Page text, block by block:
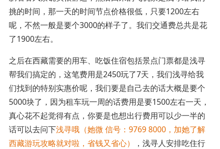
挑的时间，那一天的时间节点价格很低，只要1200左右
呢，不然一般是要个3000的样子了。我们交通费总共是花
了1900左右。
之后在西藏需要的用车、吃饭住宿包括景点门票都是浅寻
帮我们搞定的，这笔费用是2450玩了7天，我们浅寻给我
们找到的特别实惠价呢，我们要是自己去的话大概是要个
5000块了，因为租车玩一周的话费用是要1500左右一天，
真心花不起觉得有点，你要是也想出行费用可以少一半的
话可以去问下浅寻哦（她微 信号：9769 8000，加她了解
西藏游玩攻略就对啦，省钱又省心）
，浅寻人安排吃住行